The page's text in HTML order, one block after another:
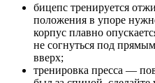
бицепс тренируется
положения в упоре
корпус плавно
не согнуться под
вверх;
тренировка пресса —